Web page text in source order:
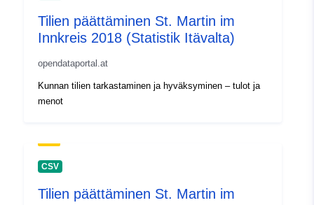
Tilien päättäminen St. Martin im
Innkreis 2018 (Statistik Itävalta)
opendataportal.at
Kunnan tilien tarkastaminen ja hyväksyminen – tulot ja
menot
CSV
Tilien päättäminen St. Martin im